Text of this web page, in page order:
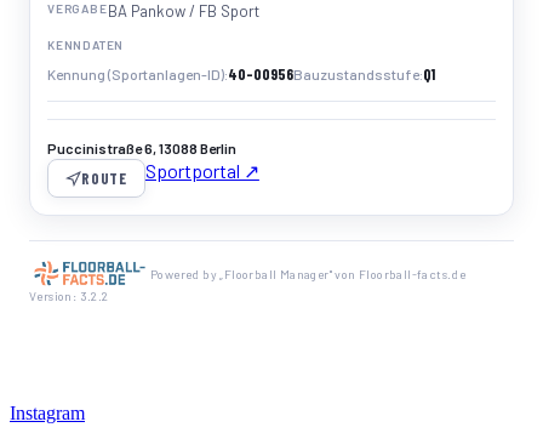
VERGABEBA Pankow / FB Sport
KENNDATEN
Kennung (Sportanlagen-ID) 40-00956Bauzustandsstufe Q1
Puccinistraße 6, 13088 Berlin
ROUTE Sportportal ↗
Powered by „Floorball Manager" von Floorball-facts.de
Version: 3.2.2
Instagram